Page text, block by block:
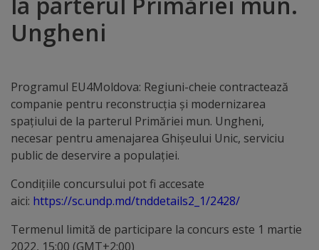
de
onoare
Deținători
ai
titlului
„Merite
pentru
Ungheni”
Ungheni
Programul EU4Moldova: Regiuni-cheie contractează
companie pentru reconstrucția și modernizarea
spațiului de la parterul Primăriei mun. Ungheni,
necesar pentru amenajarea Ghișeului Unic, serviciu
public de deservire a populației.
Condițiile concursului pot fi accesate
aici: https://sc.undp.md/tnddetails2_1/2428/
Termenul limită de participare la concurs este 1 martie
2022, 15:00 (GMT+2:00)